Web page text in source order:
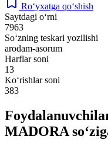
Ro‘yxatga qo‘shish
Saytdagi o‘rni
7963
So‘zning teskari yozilishi
arodam-asorum
Harflar soni
13
Ko‘rishlar soni
383
MADORA